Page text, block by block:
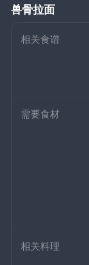
兽骨拉面
相关食谱
需要食材
相关料理